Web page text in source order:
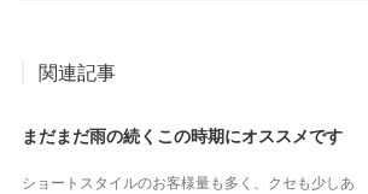
関連記事
まだまだ雨の続くこの時期にオススメです
ショートスタイルのお客様量も多く、クセも少しあ